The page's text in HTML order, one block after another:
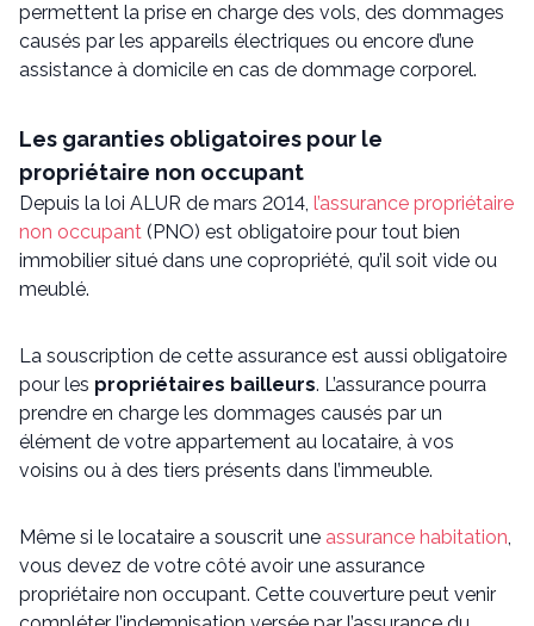
permettent la prise en charge des vols, des dommages
causés par les appareils électriques ou encore d’une
assistance à domicile en cas de dommage corporel.
Les garanties obligatoires pour le
propriétaire non occupant
Depuis la loi ALUR de mars 2014, l’assurance propriétaire
non occupant (PNO) est obligatoire pour tout bien
immobilier situé dans une copropriété, qu’il soit vide ou
meublé.
La souscription de cette assurance est aussi obligatoire
pour les propriétaires bailleurs. L’assurance pourra
prendre en charge les dommages causés par un
élément de votre appartement au locataire, à vos
voisins ou à des tiers présents dans l’immeuble.
Même si le locataire a souscrit une assurance habitation,
vous devez de votre côté avoir une assurance
propriétaire non occupant. Cette couverture peut venir